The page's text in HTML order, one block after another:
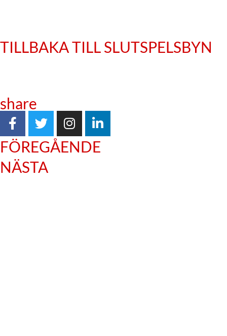
TILLBAKA TILL SLUTSPELSBYN
share
FÖREGÅENDE
NÄSTA